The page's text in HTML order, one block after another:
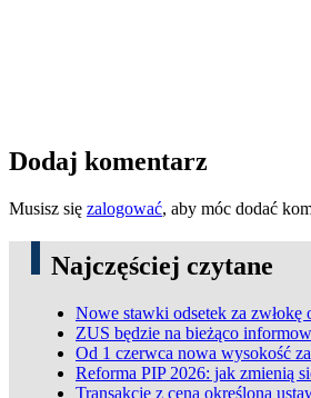
Dodaj komentarz
Musisz się zalogować, aby móc dodać
Najczęściej czytane
Nowe stawki odsetek za zwłokę
ZUS będzie na bieżąco
Od 1 czerwca nowa wysokość
Reforma PIP 2026: jak zmienią
Transakcje z ceną określoną